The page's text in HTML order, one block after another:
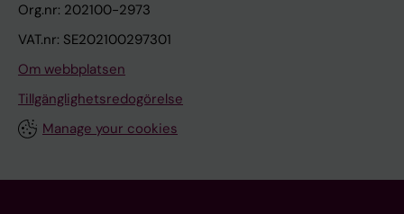
Org.nr: 202100-2973
VAT.nr: SE202100297301
Om webbplatsen
Tillgänglighetsredogörelse
Manage your cookies